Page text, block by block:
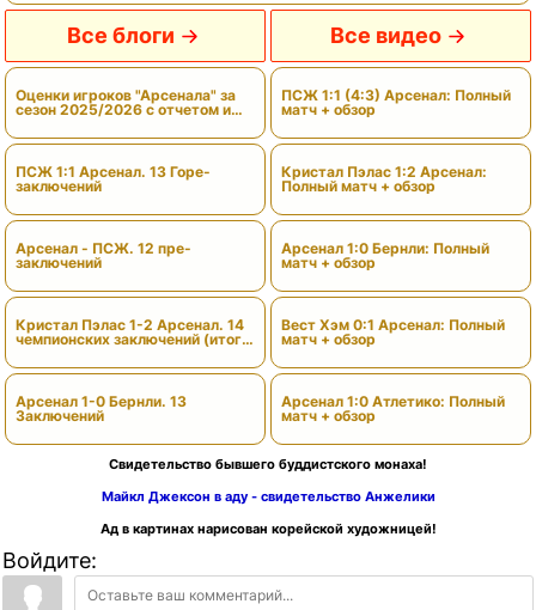
Все блоги
Оценки игроков "Арсенала" за
сезон 2025/2026 с отчетом и
вердиктами
ПСЖ 1:1 Арсенал. 13 Горе-
заключений
Арсенал - ПСЖ. 12 пре-
заключений
Кристал Пэлас 1-2 Арсенал. 14
чемпионских заключений (итоги
Арсенал 1-0 Бернли. 13
Заключений
Все видео
ПСЖ 1:1 (4:3) Арсенал: Полный
матч + обзор
Кристал Пэлас 1:2 Арсенал:
Полный матч + обзор
Арсенал 1:0 Бернли: Полный
матч + обзор
Вест Хэм 0:1 Арсенал: Полный
матч + обзор
Арсенал 1:0 Атлетико: Полный
матч + обзор
Свидетельство бывшего буддистского монаха!
Майкл Джексон в аду - свидетельство Анжелики
Ад в картинах нарисован корейской художницей!
Войдите: